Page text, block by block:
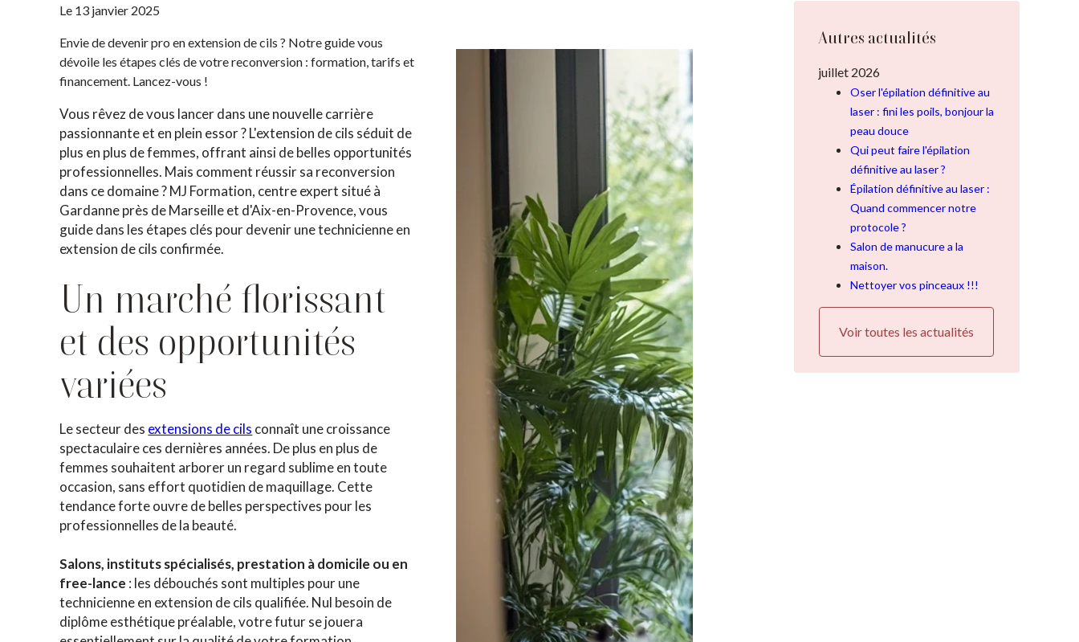
Le 13 janvier 2025
Envie de devenir pro en extension de cils ? Notre guide vous
dévoile les étapes clés de votre reconversion : formation, tarifs et
financement. Lancez-vous !
Vous rêvez de vous lancer dans une nouvelle carrière
passionnante et en plein essor ? L'extension de cils séduit de
plus en plus de femmes, offrant ainsi de belles opportunités
professionnelles. Mais comment réussir sa reconversion
dans ce domaine ? MJ Formation, centre expert situé à
Gardanne près de Marseille et d'Aix-en-Provence, vous
guide dans les étapes clés pour devenir une technicienne en
extension de cils confirmée.
Un marché florissant
et des opportunités
variées
Le secteur des extensions de cils connaît une croissance
spectaculaire ces dernières années. De plus en plus de
femmes souhaitent arborer un regard sublime en toute
occasion, sans effort quotidien de maquillage. Cette
tendance forte ouvre de belles perspectives pour les
professionnelles de la beauté.
Salons, instituts spécialisés, prestation à domicile ou en
free-lance : les débouchés sont multiples pour une
technicienne en extension de cils qualifiée. Nul besoin de
diplôme esthétique préalable, votre futur se jouera
Autres actualités
juillet 2026
Oser l'épilation définitive au
laser : fini les poils, bonjour la
peau douce
Qui peut faire l'épilation
définitive au laser ?
Épilation définitive au laser :
Quand commencer notre
protocole ?
Salon de manucure a la
maison.
Nettoyer vos pinceaux !!!
Voir toutes les actualités